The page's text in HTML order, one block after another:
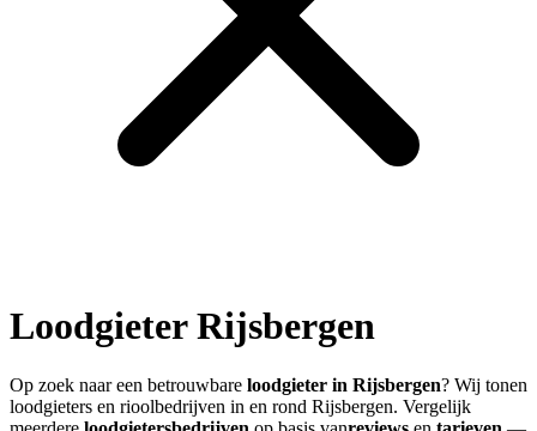
LoodgieterRijsbergen
Op zoek naar een betrouwbare loodgieter in Rijsbergen? Wij tonen
loodgieters en rioolbedrijven in en rond Rijsbergen. Vergelijk